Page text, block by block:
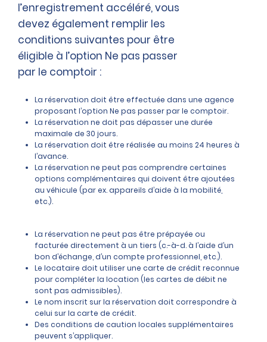
l’enregistrement accéléré, vous
devez également remplir les
conditions suivantes pour être
éligible à l’option Ne pas passer
par le comptoir :
La réservation doit être effectuée dans une agence
proposant l’option Ne pas passer par le comptoir.
La réservation ne doit pas dépasser une durée
maximale de 30 jours.
La réservation doit être réalisée au moins 24 heures à
l’avance.
La réservation ne peut pas comprendre certaines
options complémentaires qui doivent être ajoutées
au véhicule (par ex. appareils d’aide à la mobilité,
etc.).
La réservation ne peut pas être prépayée ou
facturée directement à un tiers (c.-à-d. à l’aide d’un
bon d’échange, d’un compte professionnel, etc.).
Le locataire doit utiliser une carte de crédit reconnue
pour compléter la location (les cartes de débit ne
sont pas admissibles).
Le nom inscrit sur la réservation doit correspondre à
celui sur la carte de crédit.
Des conditions de caution locales supplémentaires
peuvent s’appliquer.